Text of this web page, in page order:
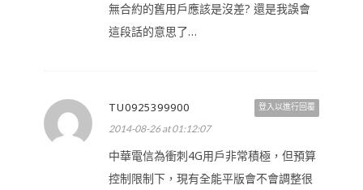
無合約的舊用戶應該是沒差? 還是我誤會
這段話的意思了…
登入以進行回覆
TU0925399900
2014-08-26 at 01:12:07
中華電信為衝刺4G用戶非常積極，但預算
控制限制下，現有全能平版會不會調整很